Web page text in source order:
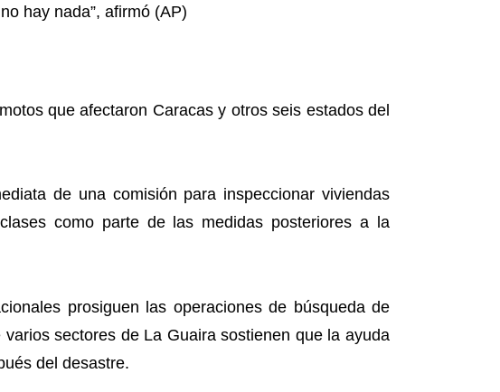
que afectaron Caracas y otros seis estados del
de una comisión para inspeccionar viviendas
como parte de las medidas posteriores a la
prosiguen las operaciones de búsqueda de
sectores de La Guaira sostienen que la ayuda
del desastre.